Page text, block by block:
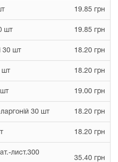
19.85 грн
шт 19.85 грн
30 шт 18.20 грн
шт 18.20 грн
19.00 грн
30 шт 18.20 грн
18.20 грн
лист.300
35.40 грн